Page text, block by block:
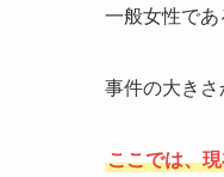
一般女性であ
事件の大きさ
ここでは、